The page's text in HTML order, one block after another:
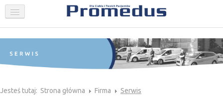
STOMATOLOGIA
PROMOCJE
Jesteś tutaj: Strona główna Firma Serwis